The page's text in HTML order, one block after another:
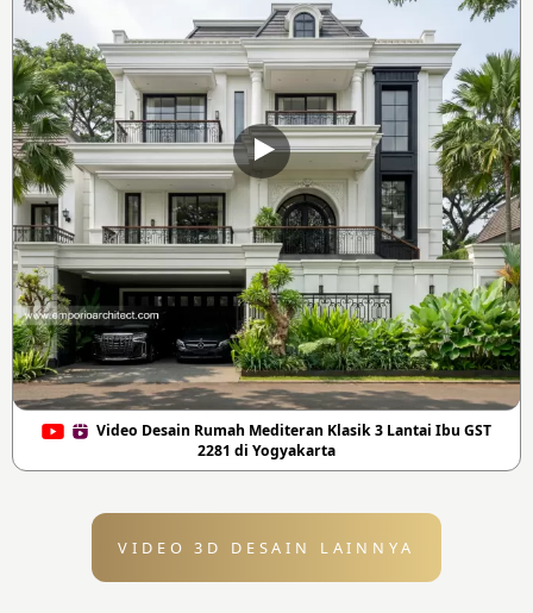
Video Desain Rumah Mediteran Klasik 3 Lantai Ibu GST
2281 di Yogyakarta
VIDEO 3D DESAIN LAINNYA